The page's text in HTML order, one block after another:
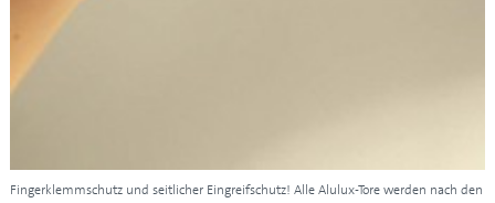
Fingerklemmschutz und seitlicher Eingreifschutz! Alle Alulux-Tore werden nach den